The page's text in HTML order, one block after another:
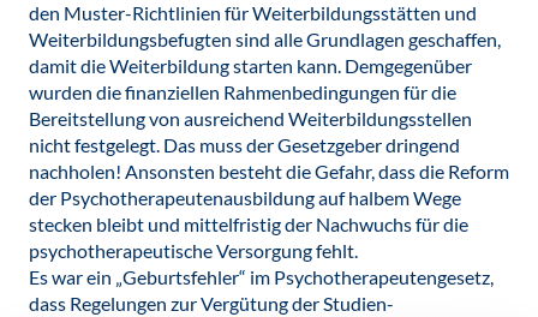
den Muster-Richtlinien für Weiterbildungsstätten und
Weiterbildungsbefugten sind alle Grundlagen geschaffen,
damit die Weiterbildung starten kann. Demgegenüber
wurden die finanziellen Rahmenbedingungen für die
Bereitstellung von ausreichend Weiterbildungsstellen
nicht festgelegt. Das muss der Gesetzgeber dringend
nachholen! Ansonsten besteht die Gefahr, dass die Reform
der Psychotherapeutenausbildung auf halbem Wege
stecken bleibt und mittelfristig der Nachwuchs für die
psychotherapeutische Versorgung fehlt.
Es war ein „Geburtsfehler“ im Psychotherapeutengesetz,
dass Regelungen zur Vergütung der Studien-